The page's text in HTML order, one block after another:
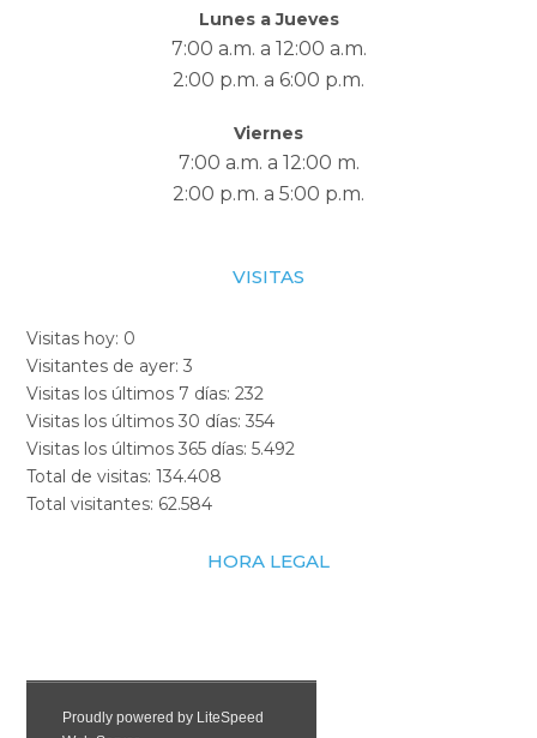
Lunes a Jueves
7:00 a.m. a 12:00 a.m.
2:00 p.m. a 6:00 p.m.
Viernes
7:00 a.m. a 12:00 m.
2:00 p.m. a 5:00 p.m.
VISITAS
Visitas hoy: 0
Visitantes de ayer:3
Visitas los últimos 7 días:232
Visitas los últimos 30 días:354
Visitas los últimos 365 días:5.492
Total de visitas:134.408
Total visitantes: 62.584
HORA LEGAL